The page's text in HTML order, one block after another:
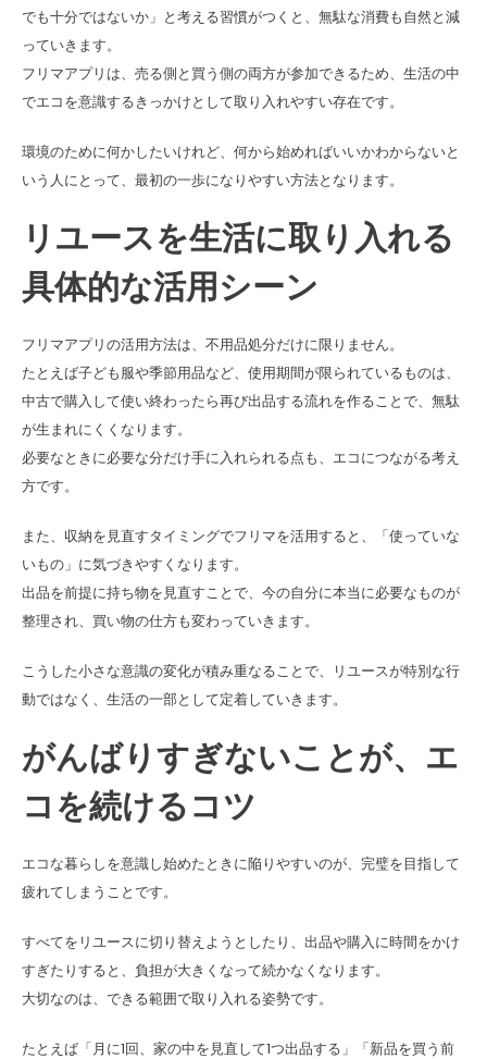
でも十分ではないか」と考える習慣がつくと、無駄な消費も自然と減
っていきます。
フリマアプリは、売る側と買う側の両方が参加できるため、生活の中
でエコを意識するきっかけとして取り入れやすい存在です。
環境のために何かしたいけれど、何から始めればいいかわからないと
いう人にとって、最初の一歩になりやすい方法となります。
リユースを生活に取り入れる
具体的な活用シーン
フリマアプリの活用方法は、不用品処分だけに限りません。
たとえば子ども服や季節用品など、使用期間が限られているものは、
中古で購入して使い終わったら再び出品する流れを作ることで、無駄
が生まれにくくなります。
必要なときに必要な分だけ手に入れられる点も、エコにつながる考え
方です。
また、収納を見直すタイミングでフリマを活用すると、「使っていな
いもの」に気づきやすくなります。
出品を前提に持ち物を見直すことで、今の自分に本当に必要なものが
整理され、買い物の仕方も変わっていきます。
こうした小さな意識の変化が積み重なることで、リユースが特別な行
動ではなく、生活の一部として定着していきます。
がんばりすぎないことが、エ
コを続けるコツ
エコな暮らしを意識し始めたときに陥りやすいのが、完璧を目指して
疲れてしまうことです。
すべてをリユースに切り替えようとしたり、出品や購入に時間をかけ
すぎたりすると、負担が大きくなって続かなくなります。
大切なのは、できる範囲で取り入れる姿勢です。
たとえば「月に1回、家の中を見直して1つ出品する」「新品を買う前